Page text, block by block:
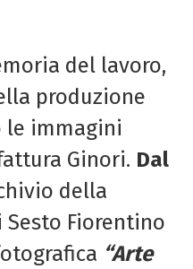
del lavoro,
produzione
le immagini
Ginori. Dal
della
Sesto Fiorentino
“Arte